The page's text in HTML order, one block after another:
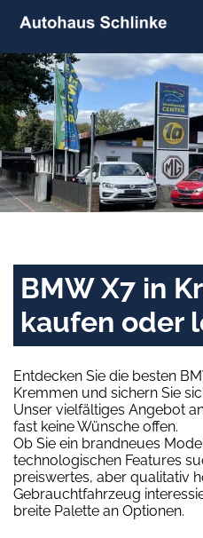
BMW X7 in
kaufen oder
Entdecken Sie die besten
Kremmen und sichern Sie
Unser vielfältiges Angebot
fast keine Wünsche offen.
Ob Sie ein brandneues
technologischen Features
preiswertes, aber qualitativ
Gebrauchtfahrzeug
breite Palette an Optionen.